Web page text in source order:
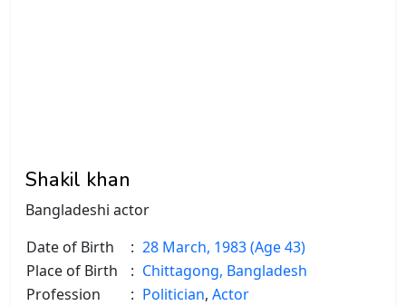
Shakil khan
Bangladeshi actor
Date of Birth
: 28 March, 1983 (Age 43)
Place of Birth
: Chittagong, Bangladesh
Profession
: Politician, Actor